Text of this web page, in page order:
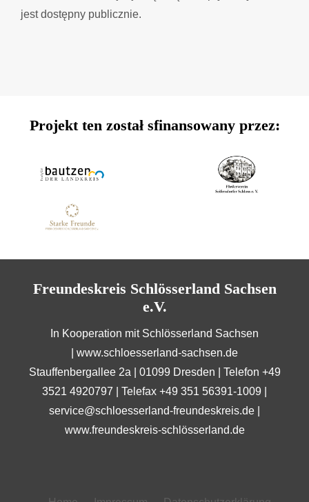
jest dostępny publicznie.
Projekt ten został sfinansowany przez:
Freundeskreis Schlösserland Sachsen
e.V.
In Kooperation mit Schlösserland Sachsen
www.schloesserland-sachsen.de
Stauffenbergallee 2a | 01099 Dresden | Telefon +49
3521 4920797 | Telefax +49 351 56391-1009 |
service@schloesserland-freundeskreis.de
www.freundeskreis-schlösserland.de